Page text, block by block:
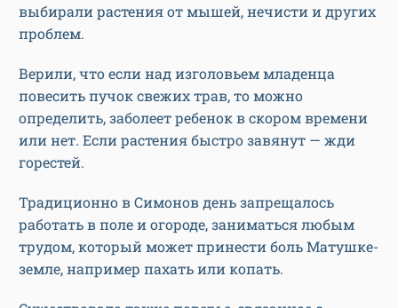
выбирали растения от мышей, нечисти и других
проблем.
Верили, что если над изголовьем младенца
повесить пучок свежих трав, то можно
определить, заболеет ребенок в скором времени
или нет. Если растения быстро завянут — жди
горестей.
Традиционно в Симонов день запрещалось
работать в поле и огороде, заниматься любым
трудом, который может принести боль Матушке-
земле, например пахать или копать.